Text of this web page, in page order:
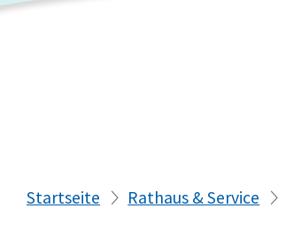
Startseite Rathaus & Service